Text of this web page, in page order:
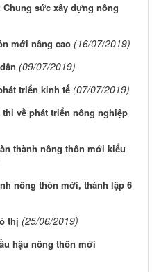
sức xây dựng nông
mới nâng cao (16/07/2019)
(09/07/2019)
triển kinh tế (07/07/2019)
về phát triển nông nghiệp
thành nông thôn mới kiểu
nông thôn mới, thành lập 6
thị (25/06/2019)
hậu nông thôn mới